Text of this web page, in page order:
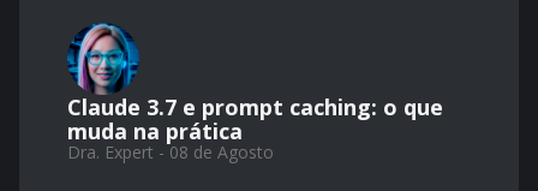
Claude 3.7 e prompt caching: o que
muda na prática
Dra. Expert - 08 de Agosto